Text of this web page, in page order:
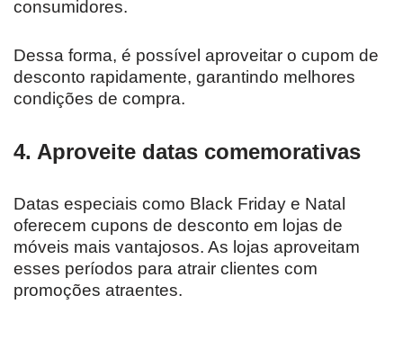
consumidores.
Dessa forma, é possível aproveitar o cupom de
desconto rapidamente, garantindo melhores
condições de compra.
4. Aproveite datas comemorativas
Datas especiais como Black Friday e Natal
oferecem cupons de desconto em lojas de
móveis mais vantajosos. As lojas aproveitam
esses períodos para atrair clientes com
promoções atraentes.